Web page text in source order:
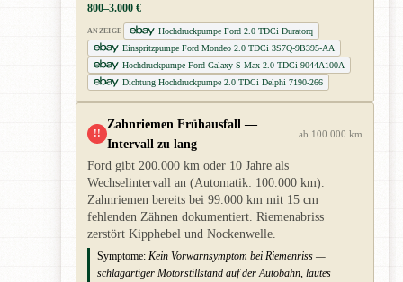
800–3.000 €
ANZEIGE
Hochdruckpumpe Ford 2.0 TDCi Duratorq
Einspritzpumpe Ford Mondeo 2.0 TDCi 3S7Q-9B395-AA
Hochdruckpumpe Ford Galaxy S-Max 2.0 TDCi 9044A100A
Dichtung Hochdruckpumpe 2.0 TDCi Delphi 7190-266
!!
Zahnriemen Frühausfall —
Intervall zu lang
ab 100.000 km
Ford gibt 200.000 km oder 10 Jahre als
Wechselintervall an (Automatik: 100.000 km).
Zahnriemen bereits bei 99.000 km mit 15 cm
fehlenden Zähnen dokumentiert. Riemenabriss
zerstört Kipphebel und Nockenwelle.
Symptome: Kein Vorwarnsymptom bei Riemenriss —
schlagartiger Motorstillstand auf der Autobahn, lautes